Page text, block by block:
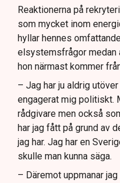
Reaktionerna på
som mycket inom
hyllar hennes
elsystemsfrågor medan
hon närmast kommer
– Jag har ju aldrig
engagerat mig politiskt.
rådgivare men också
har jag fått på grund av
jag har. Jag har en
skulle man kunna säga.
– Däremot uppmanar